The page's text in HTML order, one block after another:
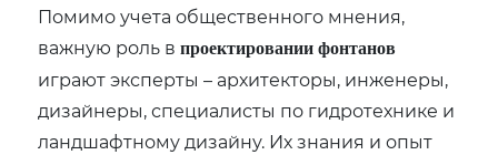
Помимо учета общественного мнения‚
важную роль впроектировании фонтанов
играют эксперты – архитекторы‚ инженеры‚
дизайнеры‚ специалисты по гидротехнике и
ландшафтному дизайну. Их знания и опыт